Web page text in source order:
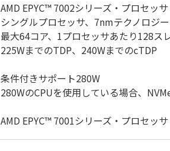
AMD EPYC™ 7002シリーズ・プロセッ
シングルプロセッサ、7nmテクノロジー
最大64コア、1プロセッサあたり128ス
225WまでのTDP、240WまでのcTDP
条件付きサポート280W
280WのCPUを使用している場合、
AMD EPYC™ 7001シリーズ・プロセッ